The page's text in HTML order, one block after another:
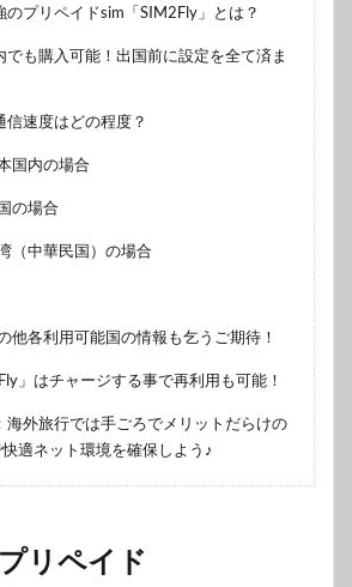
のプリペイドsim「SIM2Fly」とは？
でも購入可能！出国前に設定を全て済ま
信速度はどの程度？
国内の場合
の場合
（中華民国）の場合
他各利用可能国の情報も乞うご期待！
」はチャージする事で再利用も可能！
海外旅行では手ごろでメリットだらけの
快適ネット環境を確保しよう♪
リペイド